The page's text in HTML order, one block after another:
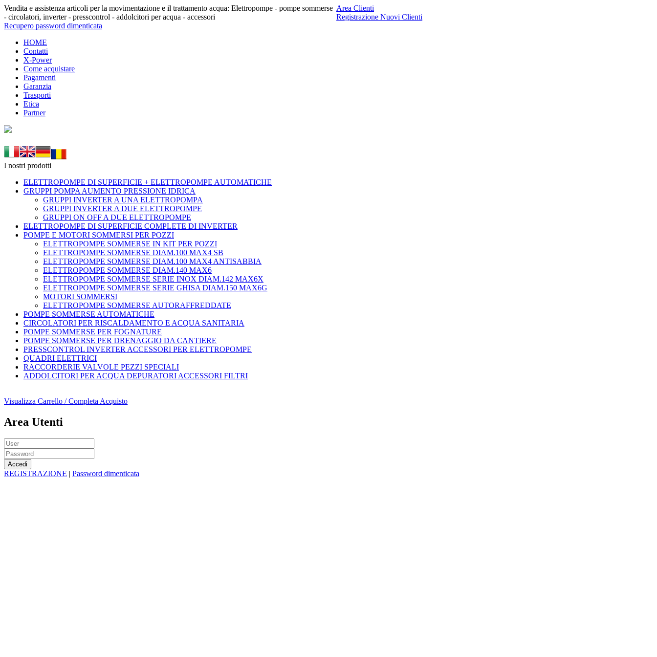
Vendita e assistenza articoli per la movimentazione e il trattamento acqua: Elettropompe - pompe sommerse
- circolatori, inverter - presscontrol - addolcitori per acqua - accessori
Area Clienti
Registrazione Nuovi Clienti
Recupero password dimenticata
HOME
Contatti
X-Power
Come acquistare
Pagamenti
Garanzia
Trasporti
Etica
Partner
I nostri prodotti
ELETTROPOMPE DI SUPERFICIE + ELETTROPOMPE AUTOMATICHE
GRUPPI POMPA AUMENTO PRESSIONE IDRICA
GRUPPI INVERTER A UNA ELETTROPOMPA
GRUPPI INVERTER A DUE ELETTROPOMPE
GRUPPI ON OFF A DUE ELETTROPOMPE
ELETTROPOMPE DI SUPERFICIE COMPLETE DI INVERTER
POMPE E MOTORI SOMMERSI PER POZZI
ELETTROPOMPE SOMMERSE IN KIT PER POZZI
ELETTROPOMPE SOMMERSE DIAM.100 MAX4 SB
ELETTROPOMPE SOMMERSE DIAM.100 MAX4 ANTISABBIA
ELETTROPOMPE SOMMERSE DIAM.140 MAX6
ELETTROPOMPE SOMMERSE SERIE INOX DIAM.142 MAX6X
ELETTROPOMPE SOMMERSE SERIE GHISA DIAM.150 MAX6G
MOTORI SOMMERSI
ELETTROPOMPE SOMMERSE AUTORAFFREDDATE
POMPE SOMMERSE AUTOMATICHE
CIRCOLATORI PER RISCALDAMENTO E ACQUA SANITARIA
POMPE SOMMERSE PER FOGNATURE
POMPE SOMMERSE PER DRENAGGIO DA CANTIERE
PRESSCONTROL INVERTER ACCESSORI PER ELETTROPOMPE
QUADRI ELETTRICI
RACCORDERIE VALVOLE PEZZI SPECIALI
ADDOLCITORI PER ACQUA DEPURATORI ACCESSORI FILTRI
Visualizza Carrello / Completa Acquisto
Area Utenti
REGISTRAZIONE | Password dimenticata